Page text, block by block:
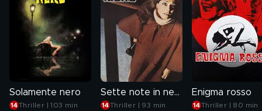
Solamente nero
Thriller | 103 min
Sette note in nero
Thriller | 93 min
Enigma rosso
Thriller | 80 min